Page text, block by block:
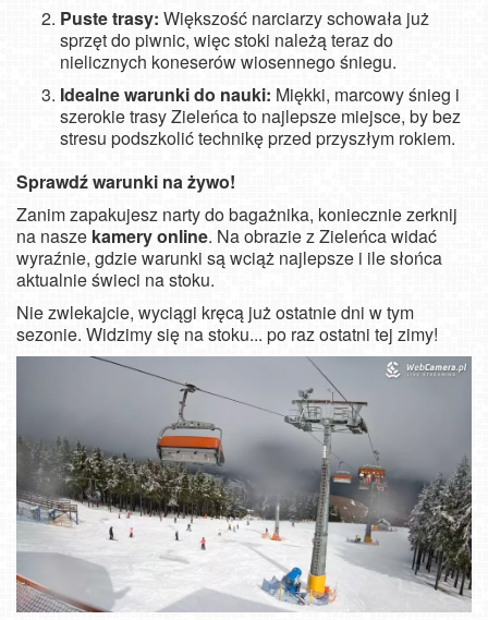
Puste trasy: Większość narciarzy schowała już
sprzęt do piwnic, więc stoki należą teraz do
nielicznych koneserów wiosennego śniegu.
Idealne warunki do nauki: Miękki, marcowy śnieg i
szerokie trasy Zieleńca to najlepsze miejsce, by bez
stresu podszkolić technikę przed przyszłym rokiem.
Sprawdź warunki na żywo!
Zanim zapakujesz narty do bagażnika, koniecznie zerknij
na nasze kamery online. Na obrazie z Zieleńca widać
wyraźnie, gdzie warunki są wciąż najlepsze i ile słońca
aktualnie świeci na stoku.
Nie zwlekajcie, wyciągi kręcą już ostatnie dni w tym
sezonie. Widzimy się na stoku... po raz ostatni tej zimy!